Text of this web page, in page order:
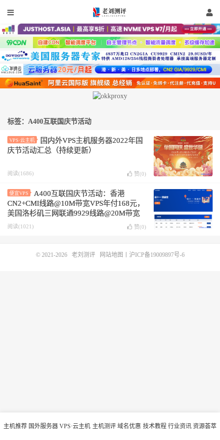
标签：A400互联国庆节活动
VPS·云主机
国内外VPS主机服务器2022年国
庆节活动汇总（持续更新）
阅读(1686) 赞(0)
便宜VPS
A400互联国庆节活动：香港
CN2+CMI线路@10M带宽VPS年付168元，
美国洛杉矶三网联通9929线路@20M带宽
VPS年付168元或218元
阅读(1021) 赞(0)
主机推荐 国外服务器 VPS·云主机 主机测评 域名优惠 技术教程 行业资讯 资源荟萃
© 2021-2026 老刘测评 网站地图 沪ICP备19009897号-6